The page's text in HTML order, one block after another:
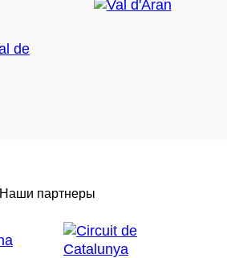
Наши партнеры